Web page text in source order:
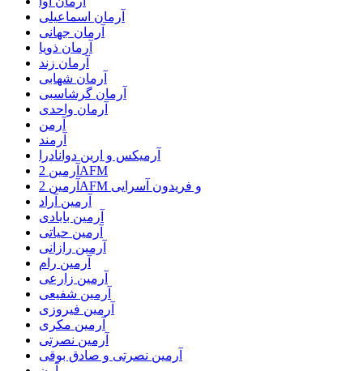
آرمان اسماعیلی
آرمان جهانی
آرمان ذویا
آرمان زند
آرمان شهابی
آرمان گرشاسبی
آرمان واحدی
آرمن
آرمند
آرمیکس و ارین دوانادرا
آرمین 2AFM
آرمین 2AFM و فریدون آسرایی
آرمین آراد
آرمین بابادی
آرمین حیاتی
آرمین رازانی
آرمین رام
آرمین زارعی
آرمین شفیعی
آرمین فیروزی
آرمین مکری
آرمین نصرتی
آرمین نصرتی و صادق بوقی